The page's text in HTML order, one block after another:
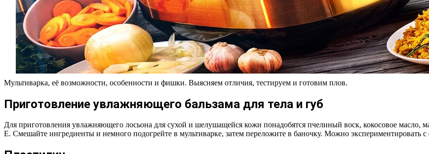
Мультиварка, её возможности, особенности и фишки. Выясняем отличия, тестируем и готовим плов.
Приготовление увлажняющего бальзама для тела и губ
Для приготовления увлажняющего лосьона для сухой и шелушащейся кожи понадобятся пчелиный воск, кокосовое масло,
Е. Смешайте ингредиенты и немного подогрейте в мультиварке, затем переложите в баночку. Можно экспериментировать